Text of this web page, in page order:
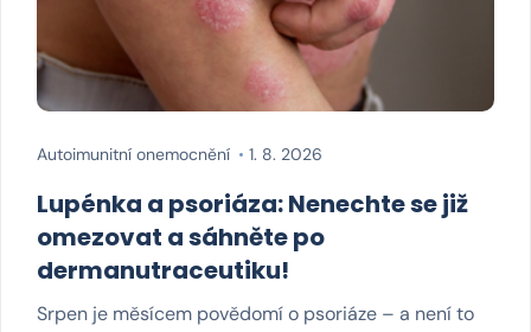
Autoimunitní onemocnění 1. 8. 2026
Lupénka a psoriáza: Nenechte se již
omezovat a sáhněte po
dermanutraceutiku!
Srpen je měsícem povědomí o psoriáze – a není to